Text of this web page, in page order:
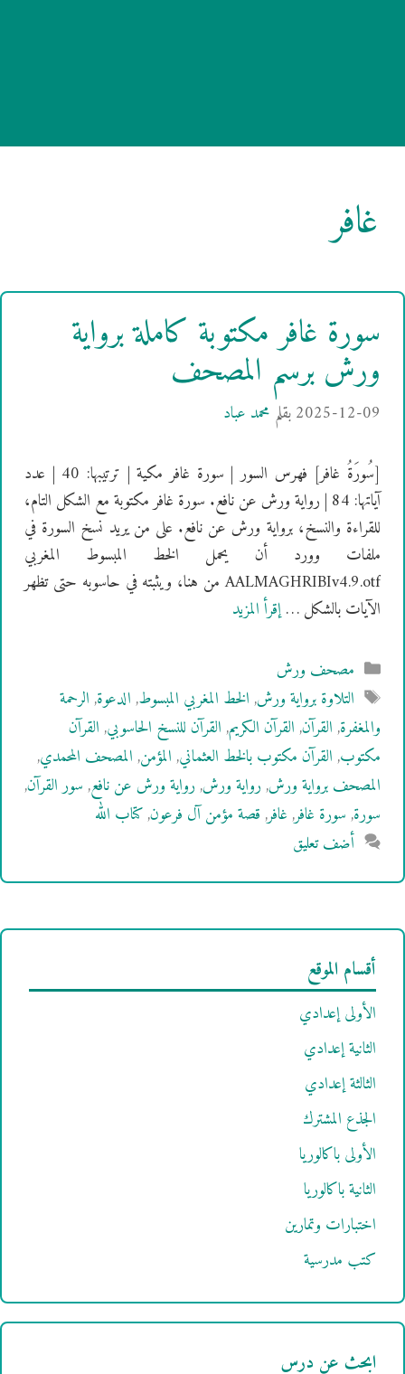
غافر
سورة غافر مكتوبة كاملة برواية
ورش برسم المصحف
2025-12-09بقلم محمد عباد
[سُورَةُ غافر] فهرس السور | سورة غافر مكية | ترتيبها: 40 | عدد
آياتها: 84 | رواية ورش عن نافع. سورة غافر مكتوبة مع الشكل التام،
للقراءة والنسخ، برواية ورش عن نافع. على من يريد نسخ السورة في
ملفات وورد أن يحمل الخط المبسوط المغربي
AALMAGHRIBIv4.9.otf من هنا، ويثبته في حاسوبه حتى تظهر
الآيات بالشكل …إقرأ المزيد
التصنيفات
مصحف ورش
الوسوم
التلاوة برواية ورش,الخط المغربي المبسوط,الدعوة,الرحمة
والمغفرة,القرآن,القرآن الكريم,القرآن للنسخ الحاسوبي,القرآن
مكتوب,القرآن مكتوب بالخط العثماني,المؤمن,المصحف المحمدي,
المصحف برواية ورش,رواية ورش,رواية ورش عن نافع,سور القرآن,
سورة,سورة غافر,غافر,قصة مؤمن آل فرعون,كتاب الله
أضف تعليق
أقسام الموقع
الأولى إعدادي
الثانية إعدادي
الثالثة إعدادي
الجذع المشترك
الأولى باكالوريا
الثانية باكالوريا
اختبارات وتمارين
كتب مدرسية
ابحث عن درس